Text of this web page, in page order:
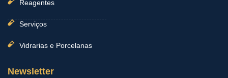
Reagentes
Serviços
Vidrarias e Porcelanas
Newsletter